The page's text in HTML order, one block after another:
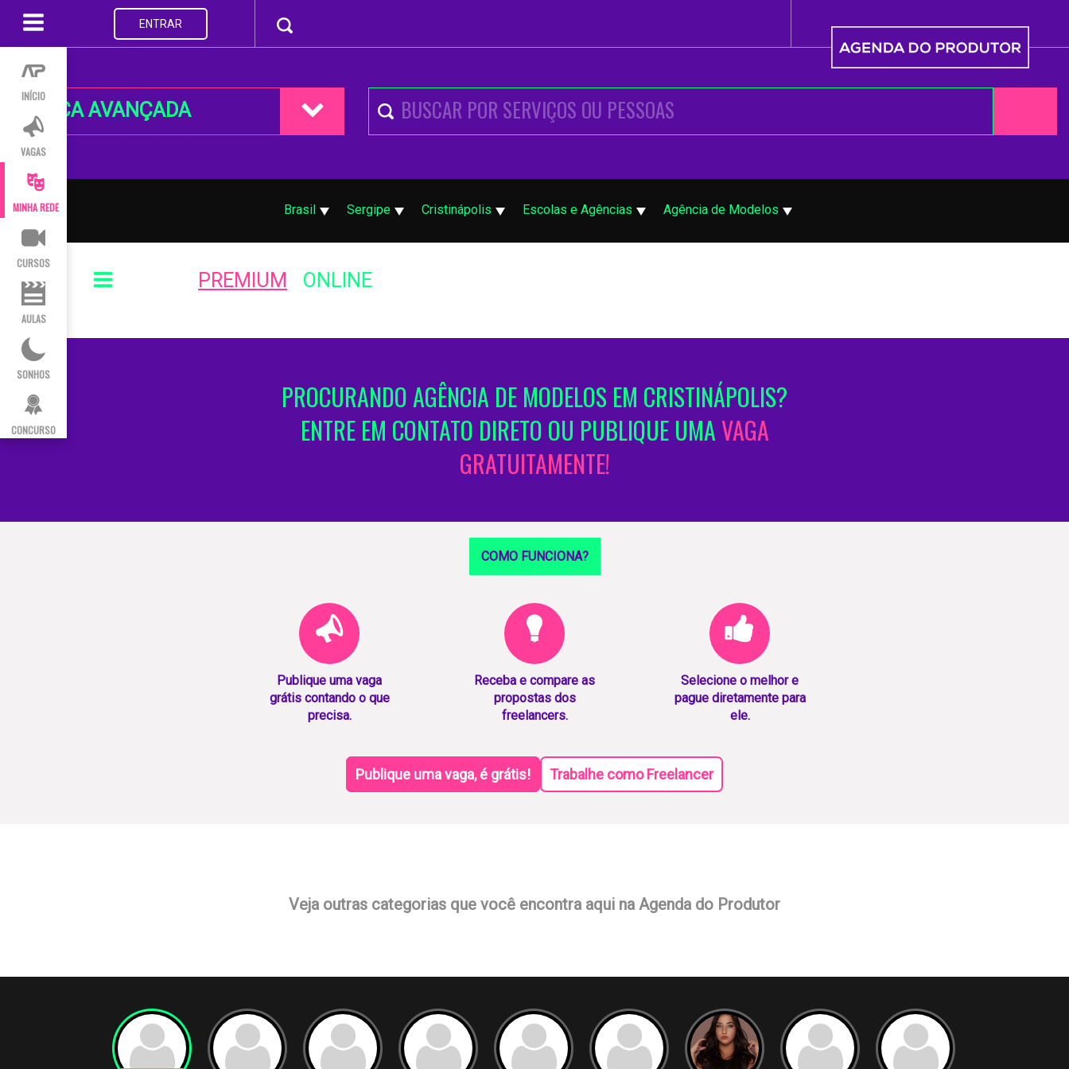
INÍCIO
VAGAS
MINHA REDE
CURSOS
AULAS
SONHOS
CONCURSO
ENTRAR
BUSCA AVANÇADA
Brasil Sergipe Cristinápolis Escolas e Agências Agência de Modelos
PREMIUM ONLINE
PROCURANDO AGÊNCIA DE MODELOS EM CRISTINÁPOLIS?
ENTRE EM CONTATO DIRETO OU PUBLIQUE UMAVAGA
GRATUITAMENTE!
COMO FUNCIONA?
Publique uma vaga
grátis contando o que
precisa.
Receba e compare as
propostas dos
freelancers.
Selecione o melhor e
pague diretamente para
ele.
Publique uma vaga, é grátis! Trabalhe como Freelancer
Veja outras categorias que você encontra aqui na Agenda do Produtor